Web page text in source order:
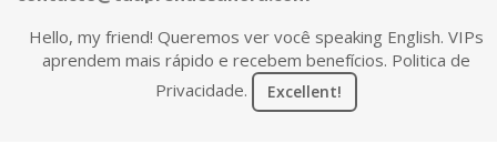
Copyright 2026 © Tú Aprendes Ahora. Todos los
derechos reservados.
Hello, my friend! Queremos ver você speaking English. VIPs
aprendem mais rápido e recebem benefícios. Politica de
Privacidade. Excellent!